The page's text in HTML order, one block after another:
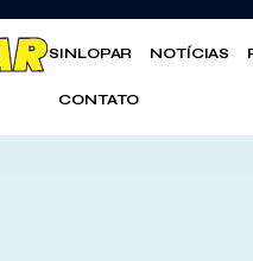
SINLOPAR NOTÍCIAS
CONTATO